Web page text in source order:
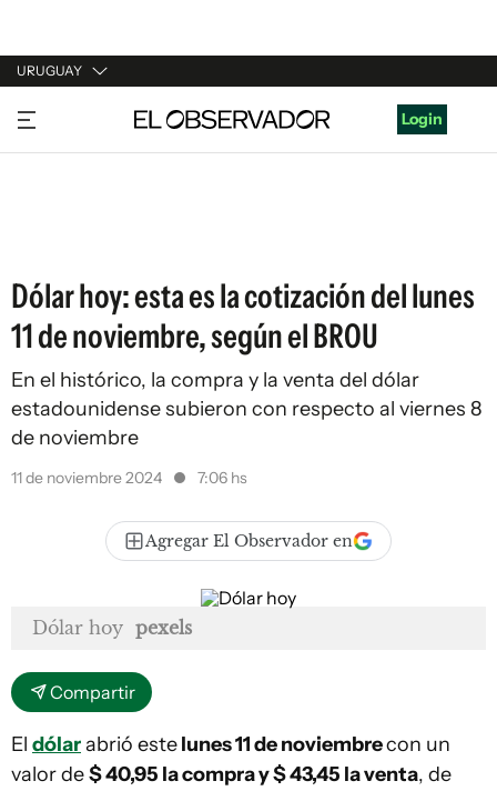
URUGUAY
URUGUAY
ARGENTINA
Login
Dólar hoy: esta es la cotización del lunes
11 de noviembre, según el BROU
En el histórico, la compra y la venta del dólar
estadounidense subieron con respecto al viernes 8
de noviembre
11 de noviembre 2024 7:06 hs
Agregar El Observador en
Dólar hoy pexels
Compartir
El dólarabrió estelunes 11 de noviembrecon un
valor de$ 40,95 la compra y $ 43,45 la venta, de